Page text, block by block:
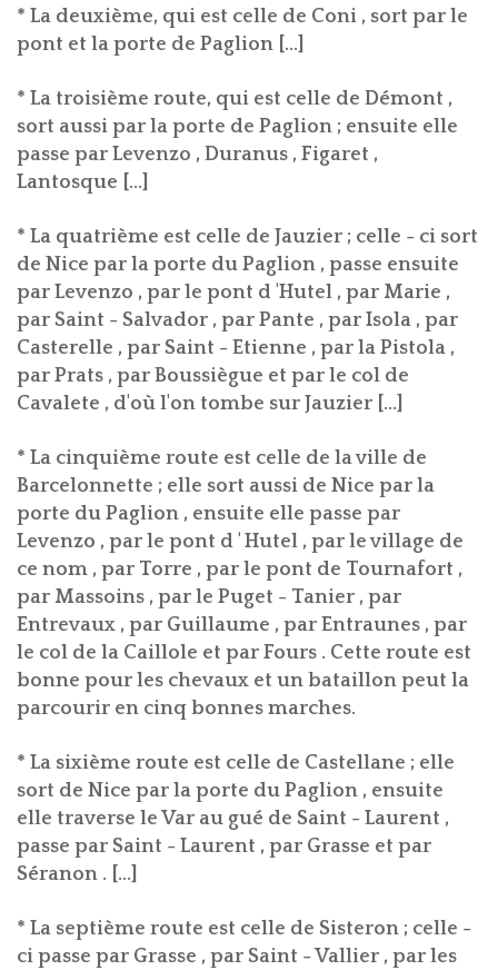
* La deuxième, qui est celle de Coni , sort par le
pont et la porte de Paglion [...]
* La troisième route, qui est celle de Démont ,
sort aussi par la porte de Paglion ; ensuite elle
passe par Levenzo , Duranus , Figaret ,
Lantosque [...]
* La quatrième est celle de Jauzier ; celle - ci sort
de Nice par la porte du Paglion , passe ensuite
par Levenzo , par le pont d 'Hutel , par Marie ,
par Saint - Salvador , par Pante , par Isola , par
Casterelle , par Saint - Etienne , par la Pistola ,
par Prats , par Boussiègue et par le col de
Cavalete , d'où l'on tombe sur Jauzier [...]
* La cinquième route est celle de la ville de
Barcelonnette ; elle sort aussi de Nice par la
porte du Paglion , ensuite elle passe par
Levenzo , par le pont d ' Hutel , par le village de
ce nom , par Torre , par le pont de Tournafort ,
par Massoins , par le Puget - Tanier , par
Entrevaux , par Guillaume , par Entraunes , par
le col de la Caillole et par Fours . Cette route est
bonne pour les chevaux et un bataillon peut la
parcourir en cinq bonnes marches.
* La sixième route est celle de Castellane ; elle
sort de Nice par la porte du Paglion , ensuite
elle traverse le Var au gué de Saint - Laurent ,
passe par Saint - Laurent , par Grasse et par
Séranon . [...]
* La septième route est celle de Sisteron ; celle -
ci passe par Grasse , par Saint - Vallier , par les